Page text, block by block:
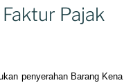
Pajak
penyerahan Barang Kena